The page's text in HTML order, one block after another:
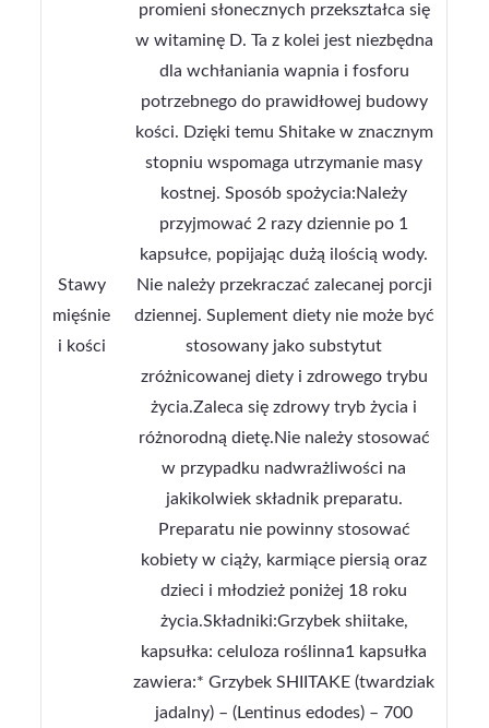
Stawy
mięśnie
i kości
promieni słonecznych przekształca się
w witaminę D. Ta z kolei jest niezbędna
dla wchłaniania wapnia i fosforu
potrzebnego do prawidłowej budowy
kości. Dzięki temu Shitake w znacznym
stopniu wspomaga utrzymanie masy
kostnej. Sposób spożycia:Należy
przyjmować 2 razy dziennie po 1
kapsułce, popijając dużą ilością wody.
Nie należy przekraczać zalecanej porcji
dziennej. Suplement diety nie może być
stosowany jako substytut
zróżnicowanej diety i zdrowego trybu
życia.Zaleca się zdrowy tryb życia i
różnorodną dietę.Nie należy stosować
w przypadku nadwrażliwości na
jakikolwiek składnik preparatu.
Preparatu nie powinny stosować
kobiety w ciąży, karmiące piersią oraz
dzieci i młodzież poniżej 18 roku
życia.Składniki:Grzybek shiitake,
kapsułka: celuloza roślinna1 kapsułka
zawiera:* Grzybek SHIITAKE (twardziak
jadalny) – (Lentinus edodes) – 700